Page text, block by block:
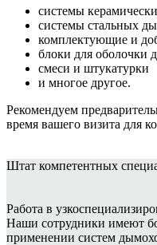
системы
системы стальных
комплектующие и
блоки для оболочки
смеси и штукатурки
и многое другое.
Рекомендуем
время вашего визита для
Штат компетентных
Работа в
Наши сотрудники имеют
применении систем